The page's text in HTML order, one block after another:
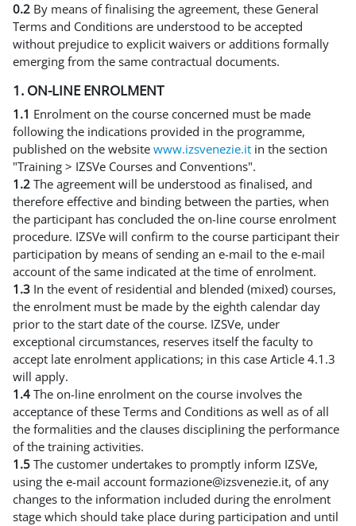
0.2 By means of finalising the agreement, these General
Terms and Conditions are understood to be accepted
without prejudice to explicit waivers or additions formally
emerging from the same contractual documents.
1. ON-LINE ENROLMENT
1.1 Enrolment on the course concerned must be made
following the indications provided in the programme,
published on the website www.izsvenezie.it in the section
"Training > IZSVe Courses and Conventions".
1.2 The agreement will be understood as finalised, and
therefore effective and binding between the parties, when
the participant has concluded the on-line course enrolment
procedure. IZSVe will confirm to the course participant their
participation by means of sending an e-mail to the e-mail
account of the same indicated at the time of enrolment.
1.3 In the event of residential and blended (mixed) courses,
the enrolment must be made by the eighth calendar day
prior to the start date of the course. IZSVe, under
exceptional circumstances, reserves itself the faculty to
accept late enrolment applications; in this case Article 4.1.3
will apply.
1.4 The on-line enrolment on the course involves the
acceptance of these Terms and Conditions as well as of all
the formalities and the clauses disciplining the performance
of the training activities.
1.5 The customer undertakes to promptly inform IZSVe,
using the e-mail account formazione@izsvenezie.it, of any
changes to the information included during the enrolment
stage which should take place during participation and until